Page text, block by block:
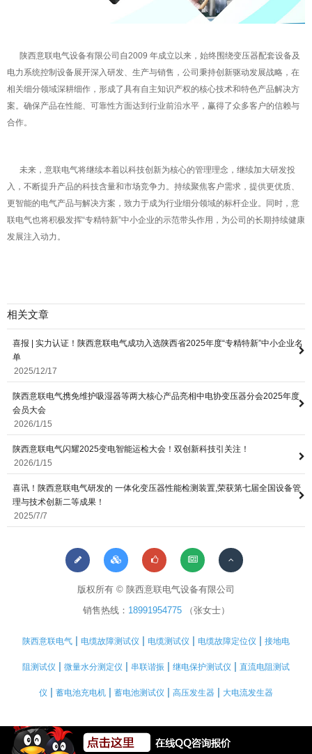
陕西意联电气设备有限公司自2009 年成立以来，始终围绕变压器配套设备及
电力系统控制设备展开深入研发、生产与销售，公司秉持创新驱动发展战略，在
相关细分领域深耕细作，形成了具有自主知识产权的核心技术和特色产品解决方
案。确保产品在性能、可靠性方面达到行业前沿水平，赢得了众多客户的信赖与
合作。
未来，意联电气将继续本着以科技创新为核心的管理理念，继续加大研发投
入，不断提升产品的科技含量和市场竞争力。持续聚焦客户需求，提供更优质、
更智能的电气产品与解决方案，致力于成为行业细分领域的标杆企业。 同时，意
联电气也将积极发挥“专精特新”中小企业的示范带头作用，为公司的长期持续健康
发展注入动力。
相关文章
喜报 | 实力认证！陕西意联电气成功入选陕西省2025年度“专精特新”中小企业名
单
2025/12/17
陕西意联电气携免维护吸湿器等两大核心产品亮相中电协变压器分会2025年度
会员大会
2026/1/15
陕西意联电气闪耀2025变电智能运检大会！双创新科技引关注！
2026/1/15
喜讯！陕西意联电气研发的 一体化变压器性能检测装置,荣获第七届全国设备管
理与技术创新二等成果！
2025/7/7
版权所有 © 陕西意联电气设备有限公司
销售热线： 18991954775（张女士）
陕西意联电气 | 电缆故障测试仪 | 电缆测试仪 | 电缆故障定位仪 | 接地电
阻测试仪 | 微量水分测定仪 | 串联谐振 | 继电保护测试仪 | 直流电阻测试
仪 | 蓄电池充电机 | 蓄电池测试仪 | 高压发生器 | 大电流发生器